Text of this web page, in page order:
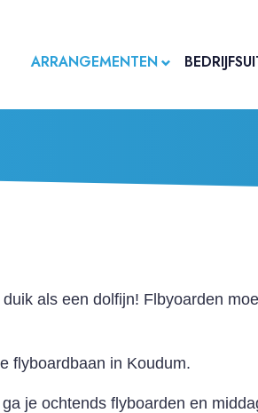
ARRANGEMENTEN
als een dolfijn! Flbyoarden
flyboardbaan in Koudum.
je ochtends flyboarden en